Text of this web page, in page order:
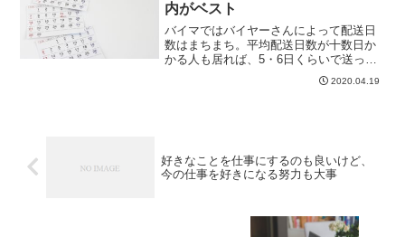
内がベスト
バイマではバイヤーさんによって配送日
数はまちまち。平均配送日数が十数日か
かる人も居れば、5・6日くらいで送って
いる人も居ますし、在庫を持っている人
なら1日2日で送っている人がほとんど。
2020.04.19
好きなことを仕事にするのも良いけど、
今の仕事を好きになる努力も大事